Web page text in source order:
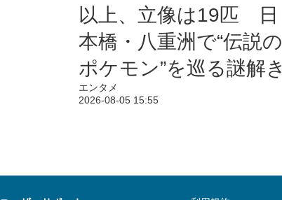
以上、立像は19匹 日
本橋・八重洲で“伝説の
ポケモン”を巡る謎解き
エンタメ
2026-08-05 15:55